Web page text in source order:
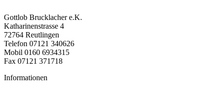
Gottlob Brucklacher e.K.
Katharinenstrasse 4
72764 Reutlingen
Telefon 07121 340626
Mobil 0160 6934315
Fax 07121 371718
Informationen